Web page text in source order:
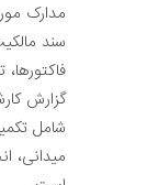
مدارک
سند
گزارش
شامل
میدانی،